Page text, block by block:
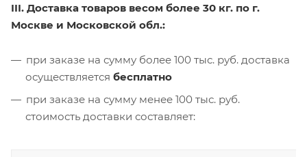
III. Доставка товаров весом более 30 кг. по г.
Москве и Московской обл.:
при заказе на сумму более 100 тыс. руб. доставка
осуществляется бесплатно
при заказе на сумму менее 100 тыс. руб.
стоимость доставки составляет: